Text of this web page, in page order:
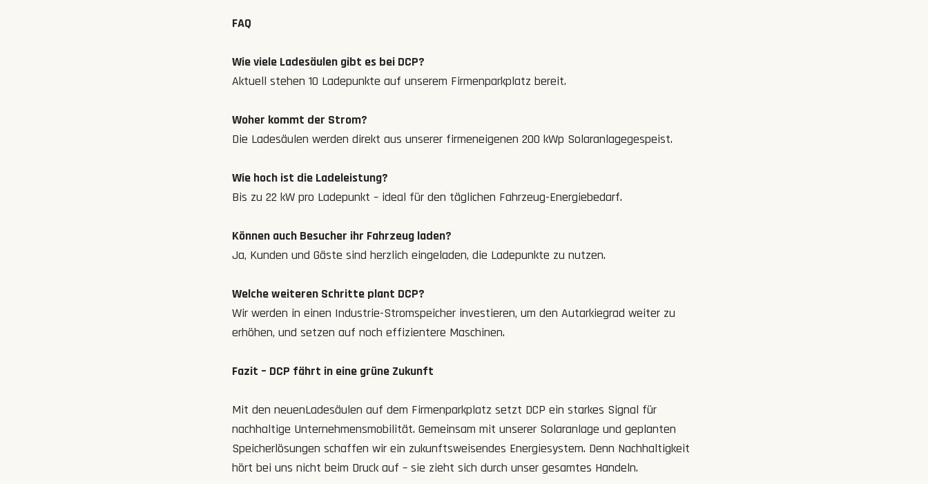
FAQ
Wie viele Ladesäulen gibt es bei DCP?
Aktuell stehen 10 Ladepunkte auf unserem Firmenparkplatz bereit.
Woher kommt der Strom?
Die Ladesäulen werden direkt aus unserer firmeneigenen 200 kWp Solaranlagegespeist.
Wie hoch ist die Ladeleistung?
Bis zu 22 kW pro Ladepunkt – ideal für den täglichen Fahrzeug-Energiebedarf.
Können auch Besucher ihr Fahrzeug laden?
Ja, Kunden und Gäste sind herzlich eingeladen, die Ladepunkte zu nutzen.
Welche weiteren Schritte plant DCP?
Wir werden in einen Industrie-Stromspeicher investieren, um den Autarkiegrad weiter zu
erhöhen, und setzen auf noch effizientere Maschinen.
Fazit – DCP fährt in eine grüne Zukunft
Mit den neuenLadesäulen auf dem Firmenparkplatz setzt DCP ein starkes Signal für
nachhaltige Unternehmensmobilität. Gemeinsam mit unserer Solaranlage und geplanten
Speicherlösungen schaffen wir ein zukunftsweisendes Energiesystem. Denn Nachhaltigkeit
hört bei uns nicht beim Druck auf – sie zieht sich durch unser gesamtes Handeln.